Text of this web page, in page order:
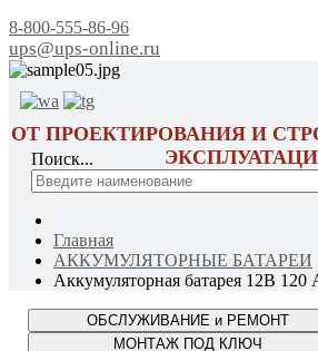
8-800-555-86-96
ups@ups-online.ru
ОТ ПРОЕКТИРОВАНИЯ И
Поиск...
Главная
АККУМУЛЯТОРНЫЕ БАТАРЕИ
Аккумуляторная батарея 12В